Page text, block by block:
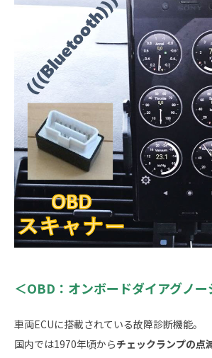
＜OBD：オンボードダイアグノ
車両ECUに搭載されている故障診断機能。
国内では1970年頃からチェックランプの点